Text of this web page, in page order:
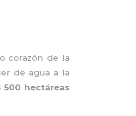
corazón de la
de agua a la
500 hectáreas